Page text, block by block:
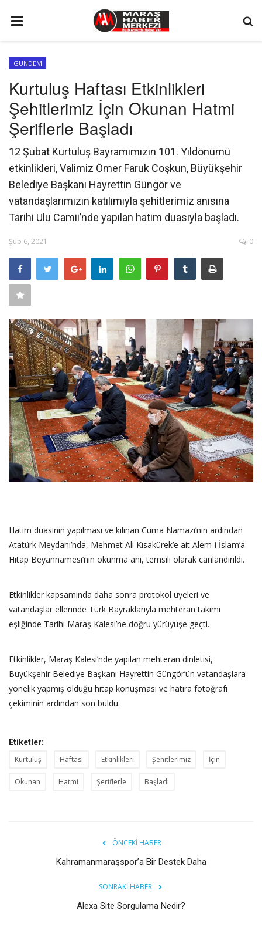
GÜNDEM
SİYASET
EKONOMİ
EĞİTİM
SPOR
İLETİŞİM
KÜNYE
SAĞLIK
FİRMA HABER
OTURUM AÇ
KAYIT
GÜNDEM
Kurtuluş Haftası Etkinlikleri
Şehitlerimiz İçin Okunan Hatmi
Şeriflerle Başladı
12 Şubat Kurtuluş Bayramımızın 101. Yıldönümü
etkinlikleri, Valimiz Ömer Faruk Coşkun, Büyükşehir
Belediye Başkanı Hayrettin Güngör ve
vatandaşlarımızın katılımıyla şehitlerimiz anısına
Tarihi Ulu Camii’nde yapılan hatim duasıyla başladı.
Şub 6, 2021 0
Hatim duasının yapılması ve kılınan Cuma Namazı’nın ardından
Atatürk Meydanı’nda, Mehmet Ali Kısakürek’e ait Alem-i İslam’a
Hitap Beyannamesi’nin okunma anı, temsili olarak canlandırıldı.
Etkinlikler kapsamında daha sonra protokol üyeleri ve
vatandaşlar ellerinde Türk Bayraklarıyla mehteran takımı
eşliğinde Tarihi Maraş Kalesi’ne doğru yürüyüşe geçti.
Etkinlikler, Maraş Kalesi’nde yapılan mehteran dinletisi,
Büyükşehir Belediye Başkanı Hayrettin Güngör’ün vatandaşlara
yönelik yapmış olduğu hitap konuşması ve hatıra fotoğrafı
çekiminin ardından son buldu.
Etiketler:
Kurtuluş Haftası Etkinlikleri Şehitlerimiz İçin
Okunan Hatmi Şeriflerle Başladı
ÖNCEKI HABER
Kahramanmaraşspor’a Bir Destek Daha
SONRAKI HABER
Alexa Site Sorgulama Nedir?